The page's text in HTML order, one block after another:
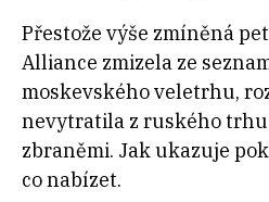
Přestože výše zmíněná
Alliance zmizela ze
moskevského veletrhu,
nevytratila z ruského
zbraněmi. Jak ukazuje
co nabízet.